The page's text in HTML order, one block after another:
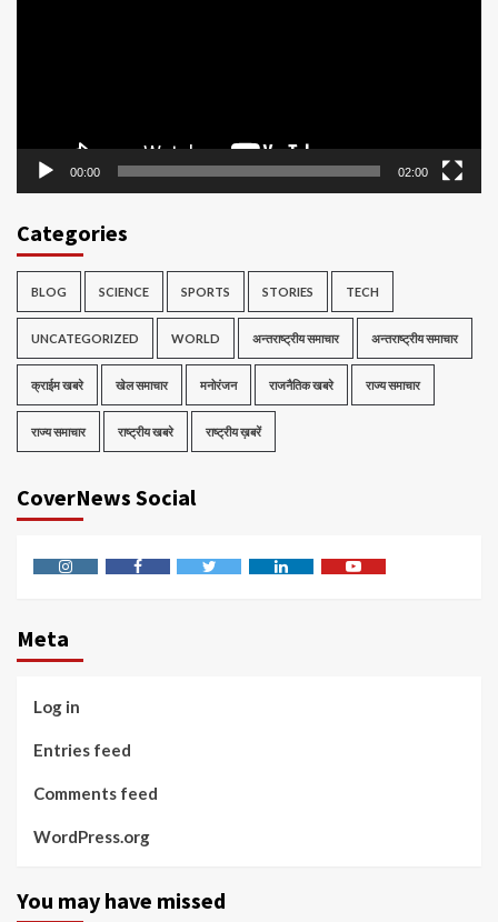
00:00 02:00
Categories
BLOG SCIENCE SPORTS STORIES TECH
UNCATEGORIZED WORLD अन्तराष्ट्रीय समाचार अन्तराष्ट्रीय समाचार
क्राईम खबरे खेल समाचार मनोरंजन राजनैतिक खबरे राज्य समाचार
राज्य समाचार राष्ट्रीय खबरे राष्ट्रीय ख़बरें
CoverNews Social
Meta
Log in
Entries feed
Comments feed
WordPress.org
You may have missed